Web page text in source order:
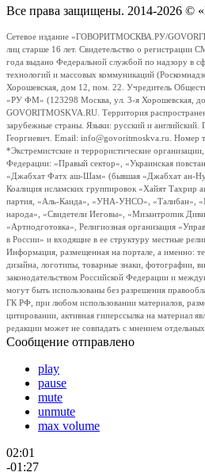
Все права защищены. 2014-2026 ©
Сетевое издание «ГОВОРИТМОСКВА.РУ/
лиц старше 16 лет. Свидетельство о
года выдано Федеральной службой по надзору в
технологий и массовых коммуникаций
Хорошевская, дом 12, пом. 22. Учредитель
«РУ ФМ» (123298 Москва, ул. 3-я Хорошевская,
GOVORITMOSKVA.RU. Территория
зарубежные страны. Языки: русский и английский.
Георгиевич. Email: info@govoritmoskva.ru. Номер
*Экстремистские и террористические
Федерации: «Правый сектор», «Украинская
«Джабхат Фатх аш-Шам» (бывшая «Джабхат ан-
Коалиция исламских группировок «Хайят Тахрир
партия, «Аль-Каида», «УНА-УНСО», «Талибан»,
народа», «Свидетели Иеговы», «Мизантропик
«Артподготовка», Религиозная организация
в России» и входящие в ее структуру местные
Информация, размещенная на портале, а именно:
дизайна, логотипы, товарные знаки, фотографии,
законодательством Российской Федерации и
могут быть использованы без разрешения
ГК РФ, при любом использовании материалов,
цитировании, активная гиперссылка на материал
редакции может не совпадать с мнением
Сообщение отправлено
play
pause
mute
unmute
max volume
02:01
-01:27